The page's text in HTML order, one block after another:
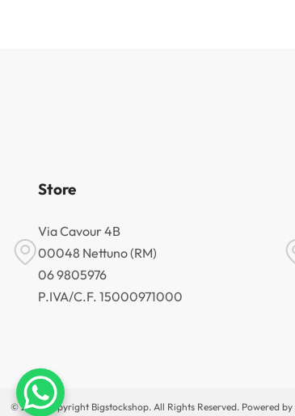
Store
Via Cavour 4B
00048 Nettuno (RM)
06 9805976
P.IVA/C.F. 15000971000
© 2026 Copyright Bigstockshop. All Rights Reserved. Powered by